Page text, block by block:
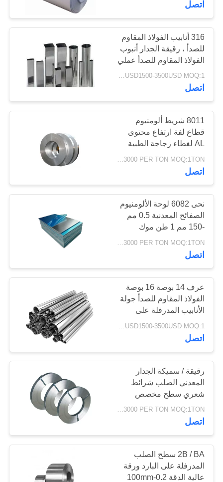
أنابيب مستديرة من
الفولاذ المقاوم للصدأ
41
شريط الجولة الفولاذ
المقاوم للصدأ
35
قناة ستانلس ستيل
35
لفائف الصلب المجلفن
16
اتصل
316 أنابيب الفولاذ المقاوم
للصدأ ، رقيقة الجدار أنبوب
الفولاذ المقاوم للصدأ عملي
سطوع عالية
USD1500-3500USD MOQ:1 طن
اتصل
8011 شريط ألومنيوم
قطاع لفة ارتفاع محتوى
AL لغطاء زجاجة الطبية
اتصل
نحى 6082 لوحة الألومنيوم
الصفائح المعدنية 0.5 مم
-150 مم 1 طن موك
USD1500-3000 PER TON MOQ:1TON
اتصل
عرف 14 بوصة 16 بوصة
الفولاذ المقاوم للصدأ جولة
الأنابيب المدرفلة على
البارد الصف الصناعية
USD1500-3500USD MOQ:1 طن
اتصل
رقيقة / سميكة الجدار
المعدني الصلب شرائط
شعري سطح مخصص
إثبات الصدأ
USD1200-3000 PER TON MOQ:1TON
اتصل
2B / BA سطح الصلب
المدرفلة على البارد ورقة
عالية الدقة 0.2-100mm